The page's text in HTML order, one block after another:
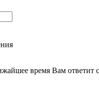
время Вам ответит